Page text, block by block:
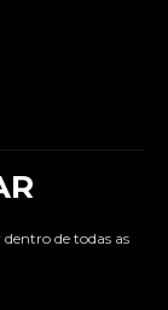
de todas as